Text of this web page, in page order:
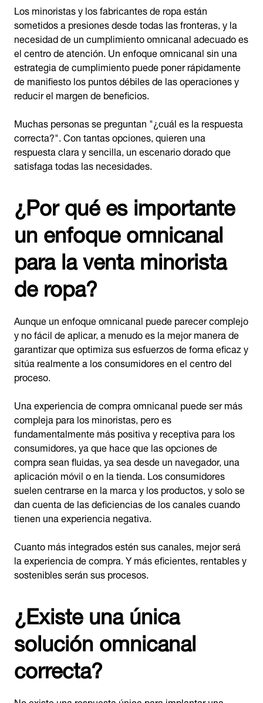
Los minoristas y los fabricantes de ropa están
sometidos a presiones desde todas las fronteras, y la
necesidad de un cumplimiento omnicanal adecuado es
el centro de atención. Un enfoque omnicanal sin una
estrategia de cumplimiento puede poner rápidamente
de manifiesto los puntos débiles de las operaciones y
reducir el margen de beneficios.
Muchas personas se preguntan "¿cuál es la respuesta
correcta?". Con tantas opciones, quieren una
respuesta clara y sencilla, un escenario dorado que
satisfaga todas las necesidades.
¿Por qué es importante
un enfoque omnicanal
para la venta minorista
de ropa?
Aunque un enfoque omnicanal puede parecer complejo
y no fácil de aplicar, a menudo es la mejor manera de
garantizar que optimiza sus esfuerzos de forma eficaz y
sitúa realmente a los consumidores en el centro del
proceso.
Una experiencia de compra omnicanal puede ser más
compleja para los minoristas, pero es
fundamentalmente más positiva y receptiva para los
consumidores, ya que hace que las opciones de
compra sean fluidas, ya sea desde un navegador, una
aplicación móvil o en la tienda. Los consumidores
suelen centrarse en la marca y los productos, y solo se
dan cuenta de las deficiencias de los canales cuando
tienen una experiencia negativa.
Cuanto más integrados estén sus canales, mejor será
la experiencia de compra. Y más eficientes, rentables y
sostenibles serán sus procesos.
¿Existe una única
solución omnicanal
correcta?